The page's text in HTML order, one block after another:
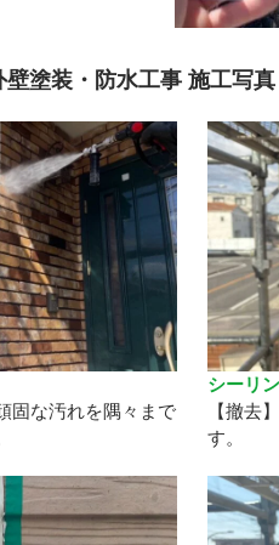
塗装・防水工事 施工写真
固な汚れを隅々まで
シーリ
【撤去
す。